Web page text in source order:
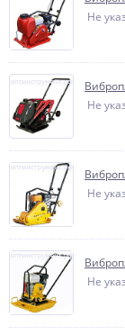
Не
Не
Не
Не